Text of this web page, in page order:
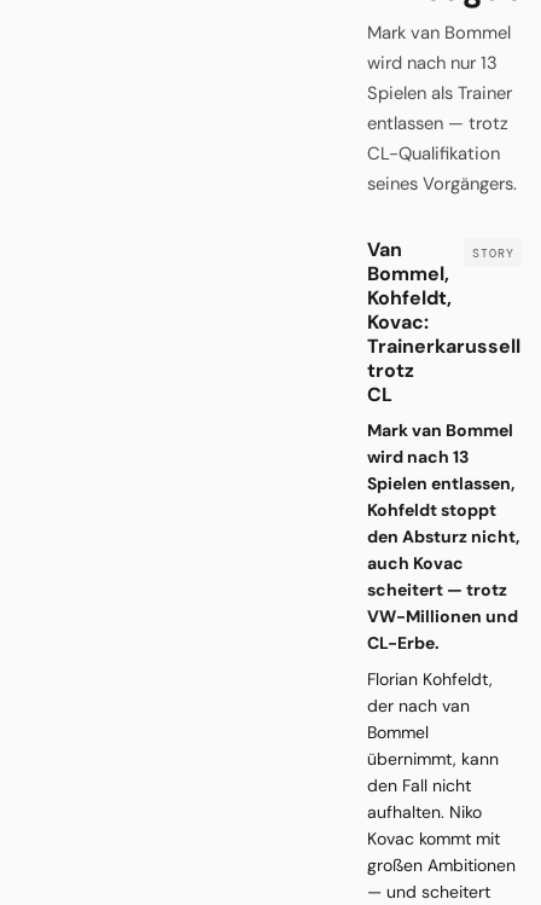
Mark van Bommel
wird nach nur 13
Spielen als Trainer
entlassen — trotz
CL-Qualifikation
seines Vorgängers.
Van
Bommel,
Kohfeldt,
Kovac:
Trainerkarussell
trotz
CL
Mark van Bommel
wird nach 13
Spielen entlassen,
Kohfeldt stoppt
den Absturz nicht,
auch Kovac
scheitert — trotz
VW-Millionen und
CL-Erbe.
Florian Kohfeldt,
der nach van
Bommel
übernimmt, kann
den Fall nicht
aufhalten. Niko
Kovac kommt mit
großen Ambitionen
— und scheitert